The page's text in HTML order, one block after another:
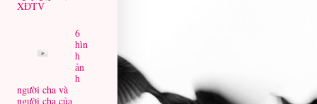
XĐTV
6
hìn
h
ản
h
người cha và
người cha của